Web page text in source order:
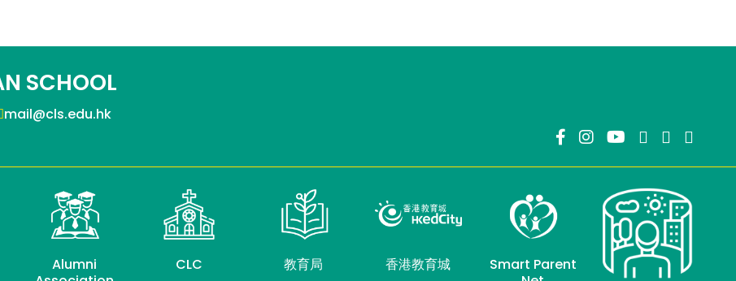
SCHOOL
mail@cls.edu.hk
Alumni
CLC 教育局 香港教育城
Smart Parent